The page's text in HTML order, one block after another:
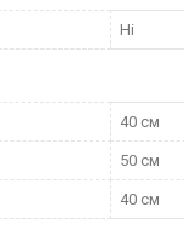
Ні
40 см
50 см
40 см